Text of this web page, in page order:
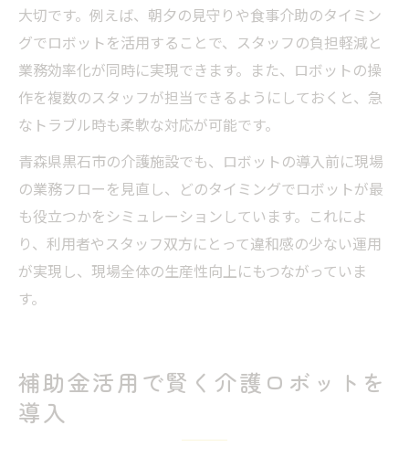
大切です。例えば、朝夕の見守りや食事介助のタイミン
グでロボットを活用することで、スタッフの負担軽減と
業務効率化が同時に実現できます。また、ロボットの操
作を複数のスタッフが担当できるようにしておくと、急
なトラブル時も柔軟な対応が可能です。
青森県黒石市の介護施設でも、ロボットの導入前に現場
の業務フローを見直し、どのタイミングでロボットが最
も役立つかをシミュレーションしています。これによ
り、利用者やスタッフ双方にとって違和感の少ない運用
が実現し、現場全体の生産性向上にもつながっていま
す。
補助金活用で賢く介護ロボットを
導入